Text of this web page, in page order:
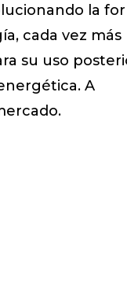
la
cada vez más
su uso
A